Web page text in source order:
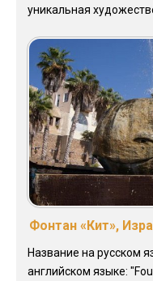
уникальная
Фонтан «Кит»,
Название на русском
английском языке: